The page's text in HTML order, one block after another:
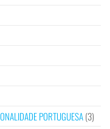
PORTUGUESA(3)